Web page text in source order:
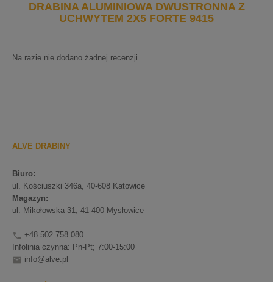
DRABINA ALUMINIOWA DWUSTRONNA Z
UCHWYTEM 2X5 FORTE 9415
Na razie nie dodano żadnej recenzji.
ALVE DRABINY
Biuro:
ul. Kościuszki 346a, 40-608 Katowice
Magazyn:
ul. Mikołowska 31, 41-400 Mysłowice
 +48 502 758 080
Infolinia czynna: Pn-Pt; 7:00-15:00
 info@alve.pl